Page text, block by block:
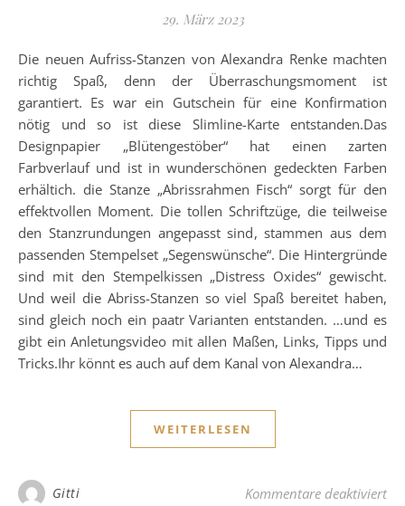
29. März 2023
Die neuen Aufriss-Stanzen von Alexandra Renke machten
richtig Spaß, denn der Überraschungsmoment ist
garantiert. Es war ein Gutschein für eine Konfirmation
nötig und so ist diese Slimline-Karte entstanden.Das
Designpapier „Blütengestöber“ hat einen zarten
Farbverlauf und ist in wunderschönen gedeckten Farben
erhältich. die Stanze „Abrissrahmen Fisch“ sorgt für den
effektvollen Moment. Die tollen Schriftzüge, die teilweise
den Stanzrundungen angepasst sind, stammen aus dem
passenden Stempelset „Segenswünsche“. Die Hintergründe
sind mit den Stempelkissen „Distress Oxides“ gewischt.
Und weil die Abriss-Stanzen so viel Spaß bereitet haben,
sind gleich noch ein paatr Varianten entstanden. …und es
gibt ein Anletungsvideo mit allen Maßen, Links, Tipps und
Tricks.Ihr könnt es auch auf dem Kanal von Alexandra…
WEITERLESEN
Gitti Kommentare deaktiviertfür